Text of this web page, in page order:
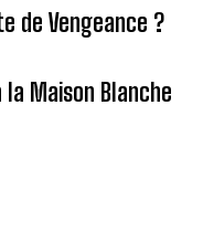
de Vengeance ?
Maison Blanche